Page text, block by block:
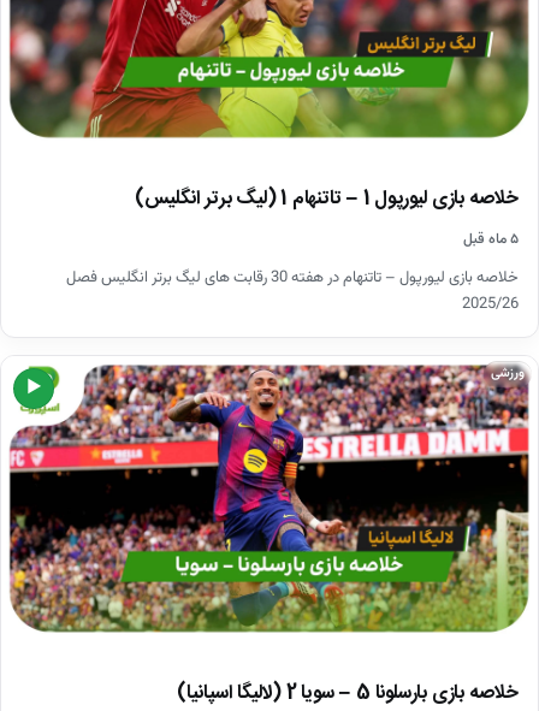
خلاصه بازی لیورپول 1 – تاتنهام 1 (لیگ برتر انگلیس)
۵ ماه قبل
خلاصه بازی لیورپول – تاتنهام در هفته 30 رقابت های لیگ برتر انگلیس فصل
2025/26
▶
ورزشی
خلاصه بازی بارسلونا 5 – سویا 2 (لالیگا اسپانیا)